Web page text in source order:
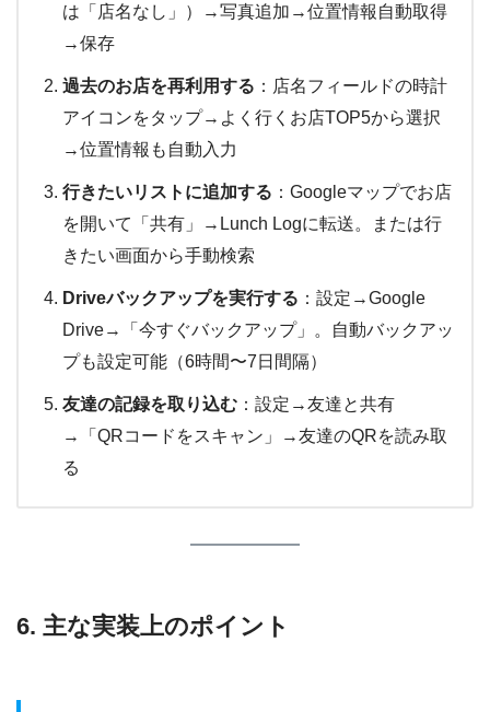
は「店名なし」）→写真追加→位置情報自動取得
→保存
過去のお店を再利用する ：店名フィールドの時計
アイコンをタップ→よく行くお店TOP5から選択
→位置情報も自動入力
行きたいリストに追加する ：Googleマップでお店
を開いて「共有」→Lunch Logに転送。または行
きたい画面から手動検索
Driveバックアップを実行する ：設定→Google
Drive→「今すぐバックアップ」。自動バックアッ
プも設定可能（6時間〜7日間隔）
友達の記録を取り込む ：設定→友達と共有
→「QRコードをスキャン」→友達のQRを読み取
る
6. 主な実装上のポイント